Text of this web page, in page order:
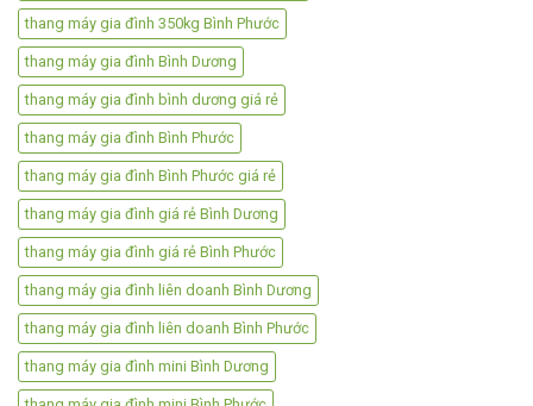
thang máy gia đình 350kg Bình Phước
thang máy gia đình Bình Dương
thang máy gia đình bình dương giá rẻ
thang máy gia đình Bình Phước
thang máy gia đình Bình Phước giá rẻ
thang máy gia đình giá rẻ Bình Dương
thang máy gia đình giá rẻ Bình Phước
thang máy gia đình liên doanh Bình Dương
thang máy gia đình liên doanh Bình Phước
thang máy gia đình mini Bình Dương